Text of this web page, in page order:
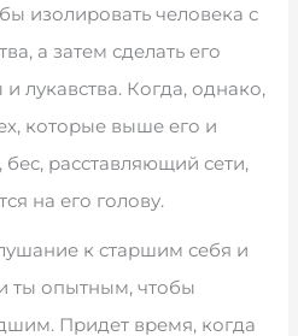
изолировать человека с
а затем сделать его
лукавства. Когда, однако,
которые выше его и
расставляющий сети,
на его голову.
к старшим себя и
ты опытным, чтобы
Придет время, когда